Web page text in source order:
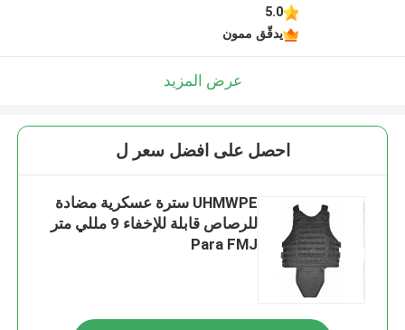
5.0
يدقّق ممون
عرض المزيد
احصل على افضل سعر ل
UHMWPE سترة عسكرية مضادة
للرصاص قابلة للإخفاء 9 مللي متر
Para FMJ